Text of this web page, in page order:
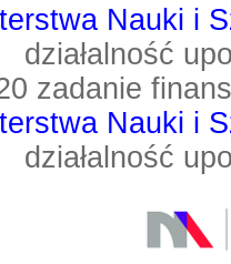
Nauki i
działalność
zadanie
Nauki i
działalność